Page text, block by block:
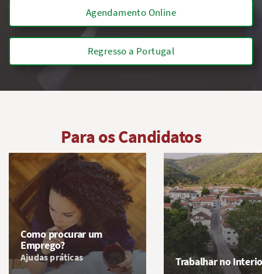
Agendamento Online
Regresso a Portugal
Para os Candidatos
Como procurar um
Emprego?
Ajudas práticas Trabalhar no